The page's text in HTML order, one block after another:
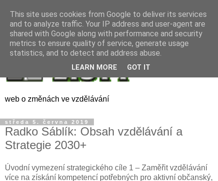
web o změnách ve vzdělávání
středa 5. června 2019
Radko Sáblík: Obsah vzdělávání a
Strategie 2030+
Úvodní vymezení strategického cíle 1 – Zaměřit vzdělávání
více na získání kompetencí potřebných pro aktivní občanský,
This site uses cookies from Google to deliver its services
and to analyze traffic. Your IP address and user-agent are
shared with Google along with performance and security
metrics to ensure quality of service, generate usage
statistics, and to detect and address abuse.
LEARN MORE GOT IT